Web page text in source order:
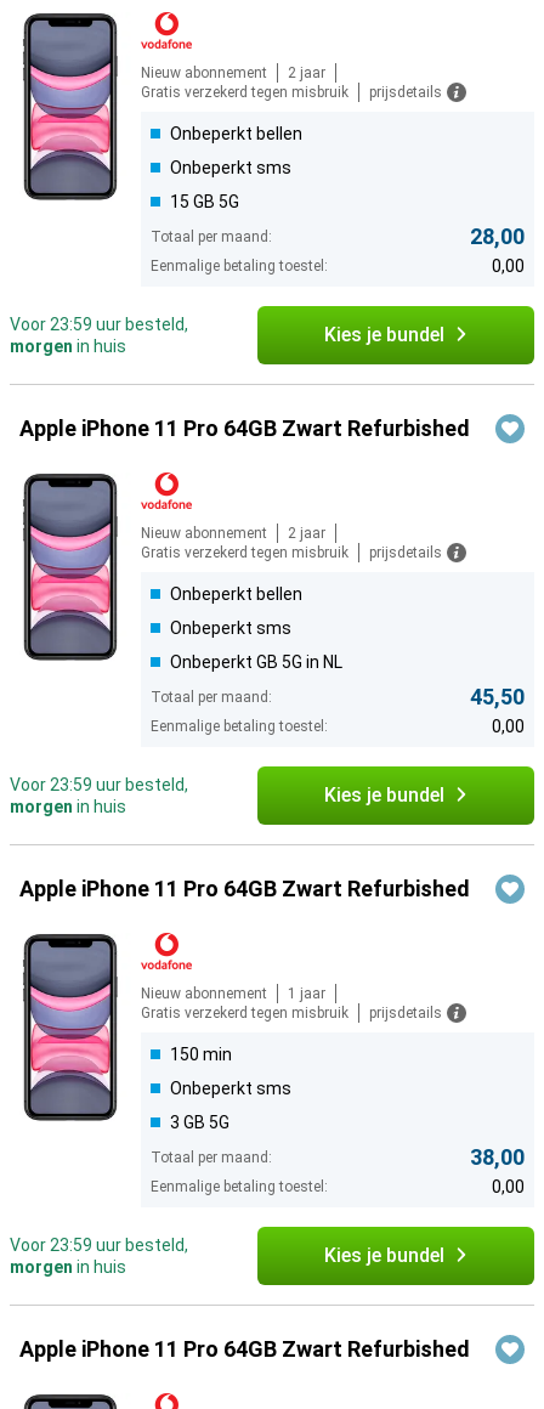
Nieuw abonnement
2 jaar
Gratis verzekerd tegen misbruik
prijsdetails
Onbeperkt bellen
Onbeperkt sms
15 GB 5G
Totaal per maand: 28,00
Eenmalige betaling toestel: 0,00
Voor 23:59 uur besteld,
morgen in huis Kies je bundel
Apple iPhone 11 Pro 64GB Zwart Refurbished
Nieuw abonnement
2 jaar
Gratis verzekerd tegen misbruik
prijsdetails
Onbeperkt bellen
Onbeperkt sms
Onbeperkt GB 5G in NL
Totaal per maand: 45,50
Eenmalige betaling toestel: 0,00
Voor 23:59 uur besteld,
morgen in huis Kies je bundel
Apple iPhone 11 Pro 64GB Zwart Refurbished
Nieuw abonnement
1 jaar
Gratis verzekerd tegen misbruik
prijsdetails
150 min
Onbeperkt sms
3 GB 5G
Totaal per maand: 38,00
Eenmalige betaling toestel: 0,00
Voor 23:59 uur besteld,
morgen in huis Kies je bundel
Apple iPhone 11 Pro 64GB Zwart Refurbished